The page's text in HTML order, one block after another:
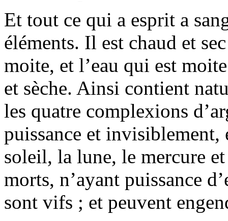
Et tout ce qui a esprit a
éléments. Il est chaud et
moite, et l’eau qui est
et sèche. Ainsi contient
les quatre complexions
puissance et
soleil, la lune, le mercure
morts, n’ayant puissance
sont vifs ; et peuvent